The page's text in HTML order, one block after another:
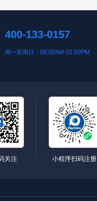
400-133-0157
周一至周日：09:00AM-21:00PM
关注 小程序扫码注册